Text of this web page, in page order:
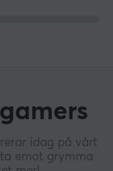
idag på vårt
emot grymma